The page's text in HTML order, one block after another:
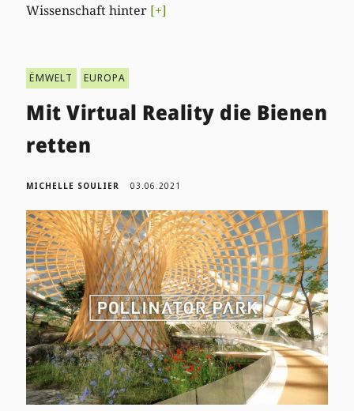
Wissenschaft hinter [+]
ËMWELT EUROPA
Mit Virtual Reality die Bienen
retten
MICHELLE SOULIER 03.06.2021